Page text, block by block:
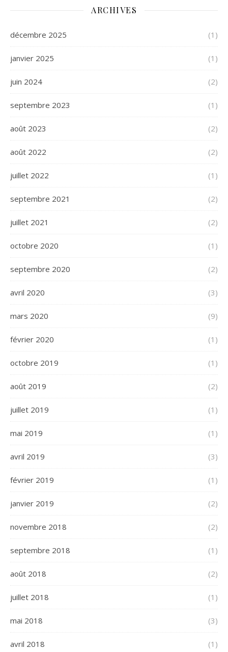
ARCHIVES
décembre 2025 (1)
janvier 2025 (1)
juin 2024 (2)
septembre 2023 (1)
août 2023 (2)
août 2022 (2)
juillet 2022 (1)
septembre 2021 (2)
juillet 2021 (2)
octobre 2020 (1)
septembre 2020 (2)
avril 2020 (3)
mars 2020 (9)
février 2020 (1)
octobre 2019 (1)
août 2019 (2)
juillet 2019 (1)
mai 2019 (1)
avril 2019 (3)
février 2019 (1)
janvier 2019 (2)
novembre 2018 (2)
septembre 2018 (1)
août 2018 (2)
juillet 2018 (1)
mai 2018 (3)
avril 2018 (1)